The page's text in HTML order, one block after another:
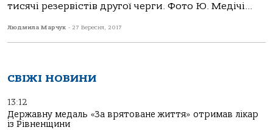
тисячі резервістів другої черги. Фото Ю. Медічі...
Людмила Марчук - 27 Вересня, 2017
СВІЖІ НОВИНИ
13:12
Державну медаль «За врятоване життя» отримав лікар
із Рівненщини